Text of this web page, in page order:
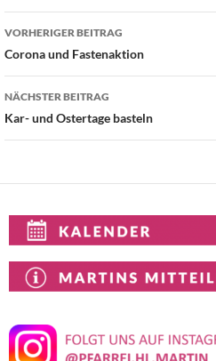
Beitragsnavigation
VORHERIGER BEITRAG
Corona und Fastenaktion
NÄCHSTER BEITRAG
Kar- und Ostertage basteln